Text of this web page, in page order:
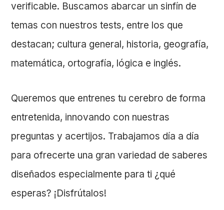
verificable. Buscamos abarcar un sinfín de
temas con nuestros tests, entre los que
destacan; cultura general, historia, geografía,
matemática, ortografía, lógica e inglés.
Queremos que entrenes tu cerebro de forma
entretenida, innovando con nuestras
preguntas y acertijos. Trabajamos día a día
para ofrecerte una gran variedad de saberes
diseñados especialmente para ti ¿qué
esperas? ¡Disfrútalos!